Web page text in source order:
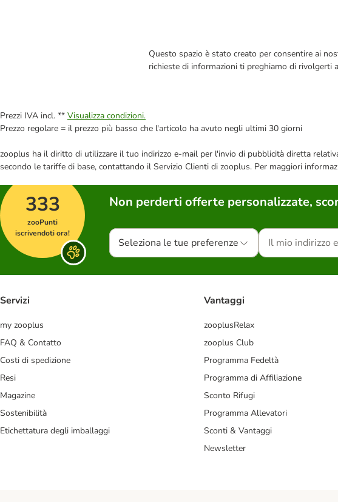
Questo spazio è stato creato per consentire ai
richieste di informazioni ti preghiamo di
Prezzi IVA incl. ** Visualizza condizioni.
Prezzo regolare = il prezzo più basso che l'articolo ha avuto negli ultimi 30 giorni
zooplus ha il diritto di utilizzare il tuo indirizzo e-mail per l'invio di pubblicità diretta
secondo le tariffe di base, contattando il Servizio Clienti di zooplus. Per maggiori
333
zooPunti
iscrivendoti ora!
Non perderti offerte personalizzate,
Seleziona le tue preferenze
Servizi
my zooplus
FAQ & Contatto
Costi di spedizione
Resi
Magazine
Sostenibilità
Etichettatura degli imballaggi
Vantaggi
zooplusRelax
zooplus Club
Programma Fedeltà
Programma di Affiliazione
Sconto Rifugi
Programma Allevatori
Sconti & Vantaggi
Newsletter